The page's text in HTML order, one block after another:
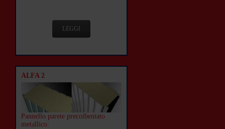
LEGGI
ALFA 2
Pannello parete precoibentato
metallico.